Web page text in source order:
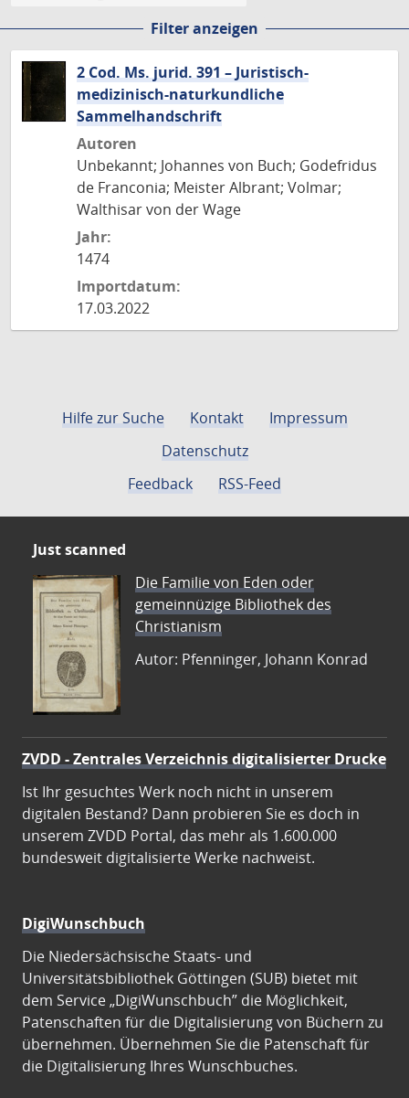
Filter anzeigen
2 Cod. Ms. jurid. 391 – Juristisch-
medizinisch-naturkundliche
Sammelhandschrift
Autoren
Unbekannt; Johannes von Buch; Godefridus
de Franconia; Meister Albrant; Volmar;
Walthisar von der Wage
Jahr:
1474
Importdatum:
17.03.2022
Hilfe zur Suche Kontakt
Impressum
Datenschutz
Feedback
RSS-Feed
Just scanned
Die Familie von Eden oder
gemeinnüzige Bibliothek des
Christianism
Autor: Pfenninger, Johann Konrad
ZVDD - Zentrales Verzeichnis digitalisierter Drucke
Ist Ihr gesuchtes Werk noch nicht in unserem
digitalen Bestand? Dann probieren Sie es doch in
unserem ZVDD Portal, das mehr als 1.600.000
bundesweit digitalisierte Werke nachweist.
DigiWunschbuch
Die Niedersächsische Staats- und
Universitätsbibliothek Göttingen (SUB) bietet mit
dem Service „DigiWunschbuch” die Möglichkeit,
Patenschaften für die Digitalisierung von Büchern zu
übernehmen. Übernehmen Sie die Patenschaft für
die Digitalisierung Ihres Wunschbuches.